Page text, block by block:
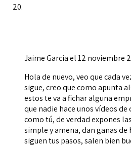
Jaime Garciael 12 noviembre
Hola de nuevo, veo que cada
sigue, creo que como apunta
estos te va a fichar alguna
que nadie hace unos vídeos
como tú, de verdad expones
simple y amena, dan ganas de
siguen tus pasos, salen bien